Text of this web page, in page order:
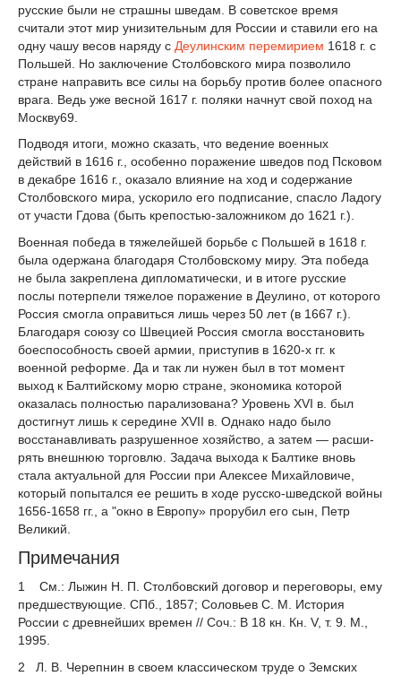
русские были не страшны шведам. В советское время
считали этот мир унизительным для России и ставили его на
одну чашу весов наряду с Деулинским перемирием 1618 г. с
Польшей. Но заключение Столбовского мира позволило
стране направить все силы на борьбу против более опас­ного
врага. Ведь уже весной 1617 г. поляки начнут свой поход на
Москву69
Подводя итоги, можно сказать, что ведение военных
действий в 1616 г., особенно по­ражение шведов под Псковом
в декабре 1616 г., оказало влияние на ход и содержание
Столбовского мира, ускорило его подписание, спасло Ладогу
от участи Гдова (быть кре­постью-заложником до 1621 г.).
Военная победа в тяжелейшей борьбе с Польшей в 1618 г.
была одержана благодаря Столбовскому миру. Эта победа
не была закреплена дипломатически, и в итоге русские
послы потерпели тяжелое поражение в Деулино, от которого
Россия смогла оправить­ся лишь через 50 лет (в 1667 г.).
Благодаря союзу со Швецией Россия смогла восста­новить
боеспособность своей армии, приступив в 1620-х гг. к
военной реформе. Да и так ли нужен был в тот момент
выход к Балтийскому морю стране, экономика которой
оказалась полностью парализована? Уровень XVI в. был
достигнут лишь к середине XVII в. Однако надо было
восстанавливать разрушенное хозяйство, а затем — расши­
рять внешнюю торговлю. Задача выхода к Балтике вновь
стала актуальной для России при Алексее Михайловиче,
который попытался ее решить в ходе русско-шведской войны
1656-1658 гг., а "окно в Европу» прорубил его сын, Петр
Великий.
Примечания
1
См.: Лыжин Н. П. Столбовский договор и переговоры, ему
предшествующие. СПб., 1857; Соловьев С. М. История
России с древнейших времен // Соч.: В 18 кн. Кн. V, т. 9. М.,
1995.
2 Л. В. Черепнин в своем классическом труде о Земских